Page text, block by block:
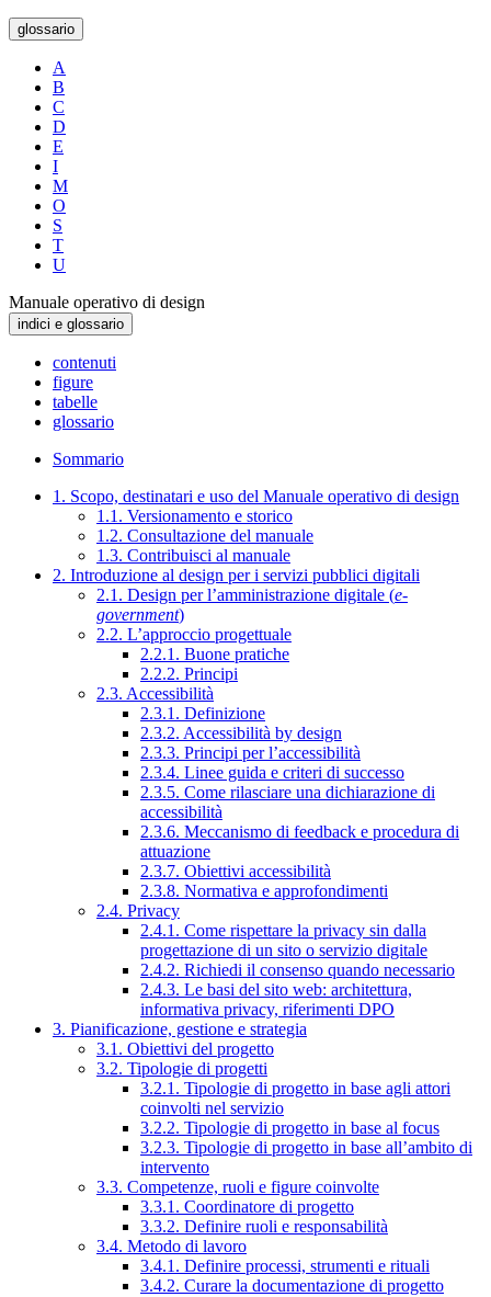
glossario
A
B
C
D
E
I
M
O
S
T
U
Manuale operativo di design
indici e glossario
contenuti
figure
tabelle
glossario
Sommario
1. Scopo, destinatari e uso del Manuale operativo di design
1.1. Versionamento e storico
1.2. Consultazione del manuale
1.3. Contribuisci al manuale
2. Introduzione al design per i servizi pubblici digitali
2.1. Design per l’amministrazione digitale (e-
government)
2.2. L’approccio progettuale
2.2.1. Buone pratiche
2.2.2. Principi
2.3. Accessibilità
2.3.1. Definizione
2.3.2. Accessibilità by design
2.3.3. Principi per l’accessibilità
2.3.4. Linee guida e criteri di successo
2.3.5. Come rilasciare una dichiarazione di
accessibilità
2.3.6. Meccanismo di feedback e procedura di
attuazione
2.3.7. Obiettivi accessibilità
2.3.8. Normativa e approfondimenti
2.4. Privacy
2.4.1. Come rispettare la privacy sin dalla
progettazione di un sito o servizio digitale
2.4.2. Richiedi il consenso quando necessario
2.4.3. Le basi del sito web: architettura,
informativa privacy, riferimenti DPO
3. Pianificazione, gestione e strategia
3.1. Obiettivi del progetto
3.2. Tipologie di progetti
3.2.1. Tipologie di progetto in base agli attori
coinvolti nel servizio
3.2.2. Tipologie di progetto in base al focus
3.2.3. Tipologie di progetto in base all’ambito di
intervento
3.3. Competenze, ruoli e figure coinvolte
3.3.1. Coordinatore di progetto
3.3.2. Definire ruoli e responsabilità
3.4. Metodo di lavoro
3.4.1. Definire processi, strumenti e rituali
3.4.2. Curare la documentazione di progetto